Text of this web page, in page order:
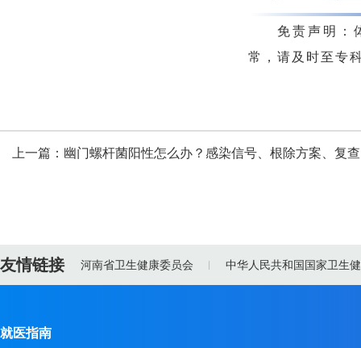
免责声明：
常，请及时至专
上一篇： 幽门螺杆菌阳性怎么办？感染信号、根除方案、复
友情链接 河南省卫生健康委员会 中华人民共和国国家卫生
就医指南